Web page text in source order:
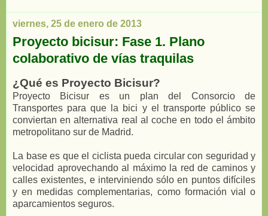
viernes, 25 de enero de 2013
Proyecto bicisur: Fase 1. Plano
colaborativo de vías traquilas
¿Qué es Proyecto Bicisur?
Proyecto Bicisur es un plan del Consorcio de
Transportes para que la bici y el transporte público se
conviertan en alternativa real al coche en todo el ámbito
metropolitano sur de Madrid.
La base es que el ciclista pueda circular con seguridad y
velocidad aprovechando al máximo la red de caminos y
calles existentes, e interviniendo sólo en puntos difíciles
y en medidas complementarias, como formación vial o
aparcamientos seguros.